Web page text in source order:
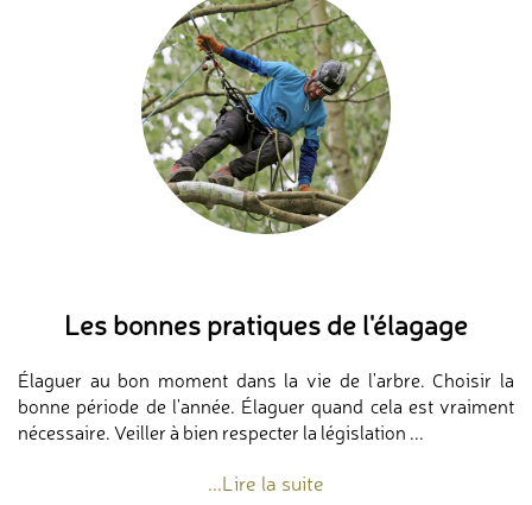
Les bonnes pratiques de l'élagage
Élaguer au bon moment dans la vie de l'arbre. Choisir la
bonne période de l'année. Élaguer quand cela est vraiment
nécessaire. Veiller à bien respecter la législation ...
...Lire la suite